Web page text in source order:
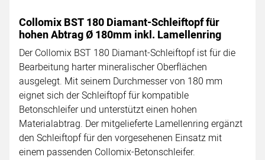
Collomix BST 180 Diamant-Schleiftopf für
hohen Abtrag Ø 180mm inkl. Lamellenring
Der Collomix BST 180 Diamant-Schleiftopf ist für die
Bearbeitung harter mineralischer Oberflächen
ausgelegt. Mit seinem Durchmesser von 180 mm
eignet sich der Schleiftopf für kompatible
Betonschleifer und unterstützt einen hohen
Materialabtrag. Der mitgelieferte Lamellenring ergänzt
den Schleiftopf für den vorgesehenen Einsatz mit
einem passenden Collomix-Betonschleifer.